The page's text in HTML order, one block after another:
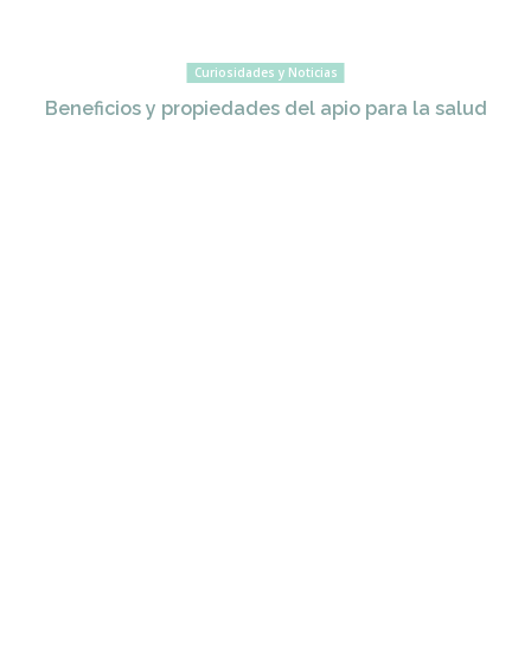
Curiosidades y Noticias
Beneficios y propiedades del apio para la salud